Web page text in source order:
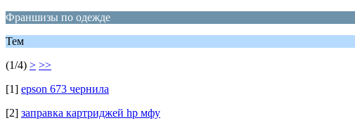
Франшизы по одежде
Тем
(1/4) > >>
[1] epson 673 чернила
[2] заправка картриджей hp мфу